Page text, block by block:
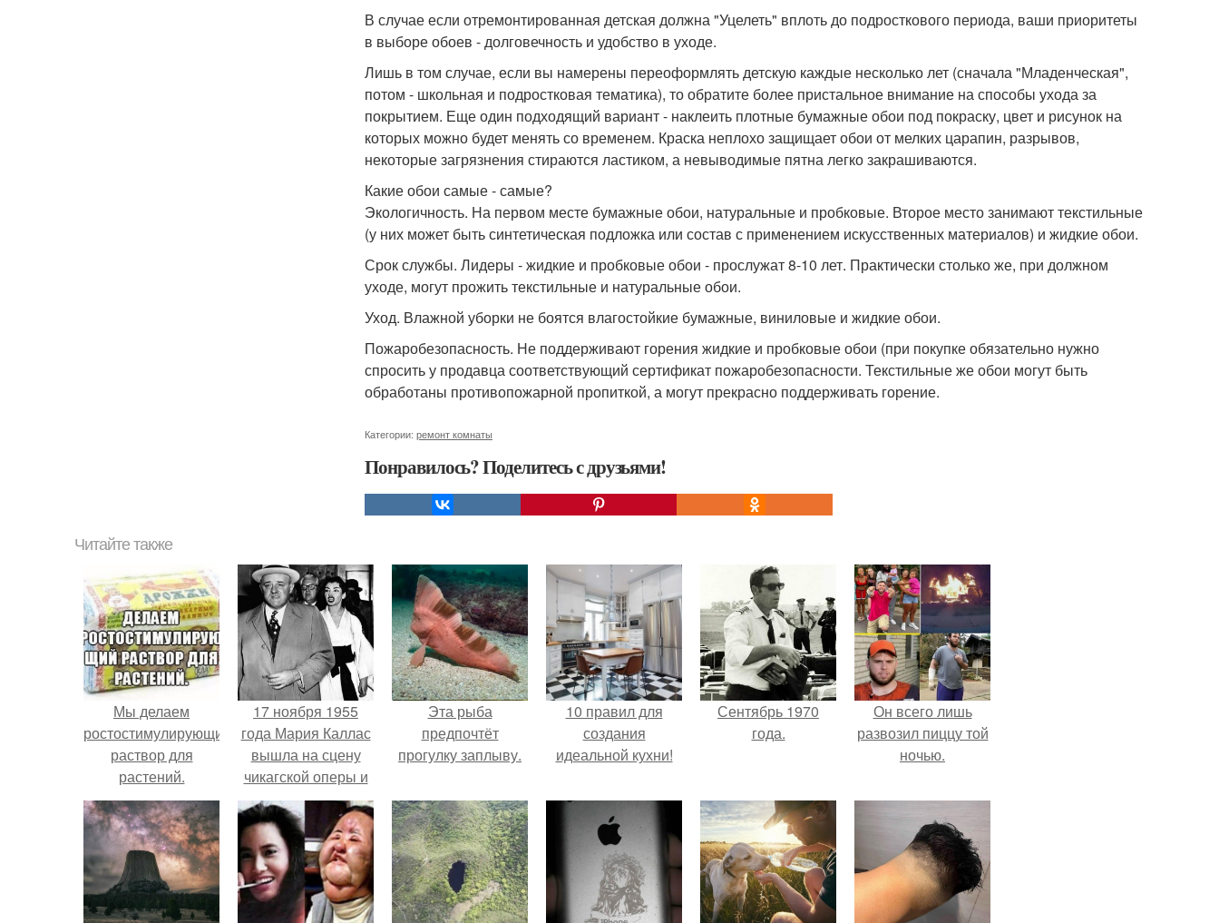
В случае если отремонтированная детская должна "Уцелеть" вплоть до подросткового периода, ваши приоритеты
в выборе обоев - долговечность и удобство в уходе.
Лишь в том случае, если вы намерены переоформлять детскую каждые несколько лет (сначала "Младенческая",
потом - школьная и подростковая тематика), то обратите более пристальное внимание на способы ухода за
покрытием. Еще один подходящий вариант - наклеить плотные бумажные обои под покраску, цвет и рисунок на
которых можно будет менять со временем. Краска неплохо защищает обои от мелких царапин, разрывов,
некоторые загрязнения стираются ластиком, а невыводимые пятна легко закрашиваются.
Какие обои самые - самые?
Экологичность. На первом месте бумажные обои, натуральные и пробковые. Второе место занимают текстильные
(у них может быть синтетическая подложка или состав с применением искусственных материалов) и жидкие обои.
Срок службы. Лидеры - жидкие и пробковые обои - прослужат 8-10 лет. Практически столько же, при должном
уходе, могут прожить текстильные и натуральные обои.
Уход. Влажной уборки не боятся влагостойкие бумажные, виниловые и жидкие обои.
Пожаробезопасность. Не поддерживают горения жидкие и пробковые обои (при покупке обязательно нужно
спросить у продавца соответствующий сертификат пожаробезопасности. Текстильные же обои могут быть
обработаны противопожарной пропиткой, а могут прекрасно поддерживать горение.
Категории: ремонт комнаты
Понравилось? Поделитесь с друзьями!
Читайте также
Мы делаем
ростостимулирующий
раствор для
растений.
17 ноября 1955
года Мария Каллас
вышла на сцену
чикагской оперы и
сорвала овации.
Эта рыба
предпочтёт
прогулку заплыву.
10 правил для
создания
идеальной кухни!
Сентябрь 1970
года.
Он всего лишь
развозил пиццу той
ночью.